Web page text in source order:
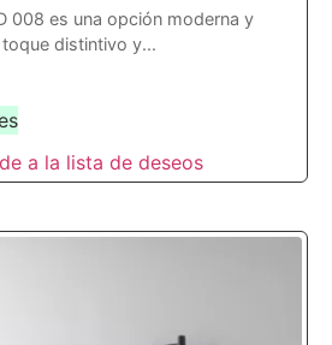
008 es una opción moderna y
distintivo y...
a la lista de deseos